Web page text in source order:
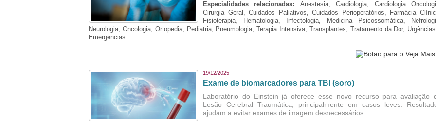
Especialidades relacionadas: Anestesia, Cardiologia, Cardiologia
Cirurgia Geral, Cuidados Paliativos, Cuidados Perioperatórios, Farmácia
Fisioterapia, Hematologia, Infectologia, Medicina Psicossomática,
Neurologia, Oncologia, Ortopedia, Pediatria, Pneumologia, Terapia Intensiva, Transplantes, Tratamento da Dor,
Emergências
19/12/2025
Exame de biomarcadores para TBI (soro)
Laboratório do Einstein já oferece esse novo recurso para avaliação
Lesão Cerebral Traumática, principalmente em casos leves.
ajudam a evitar exames de imagem desnecessários.